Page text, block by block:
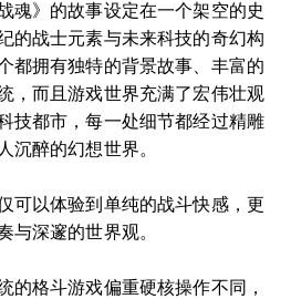
魂》的故事设定在一个架空的史
的战士元素与未来科技的奇幻构
都拥有独特的背景故事、丰富的
，而且游戏世界充满了宏伟壮观
技都市，每一处细节都经过精雕
沉醉的幻想世界。
可以体验到单纯的战斗快感，更
与深邃的世界观。
的格斗游戏偏重硬核操作不同，